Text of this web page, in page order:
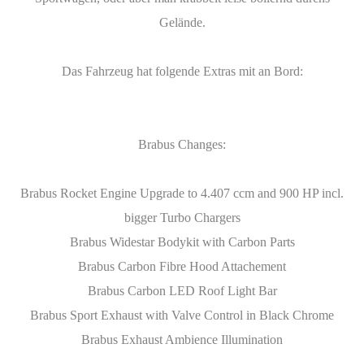
Gelände.
Das Fahrzeug hat folgende Extras mit an Bord:
Brabus Changes:
Brabus Rocket Engine Upgrade to 4.407 ccm and 900 HP incl.
bigger Turbo Chargers
Brabus Widestar Bodykit with Carbon Parts
Brabus Carbon Fibre Hood Attachement
Brabus Carbon LED Roof Light Bar
Brabus Sport Exhaust with Valve Control in Black Chrome
Brabus Exhaust Ambience Illumination